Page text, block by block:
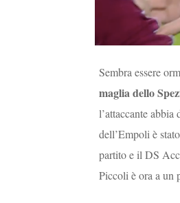
Sembra essere
maglia dello
l’attaccante
dell’Empoli è
partito e il DS
Piccoli è ora a un